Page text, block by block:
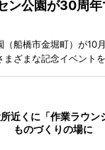
ン公園が30周
（船橋市金堀町）が10
ざまな記念イベントを
近くに「作業ラウン
ものづくりの場に